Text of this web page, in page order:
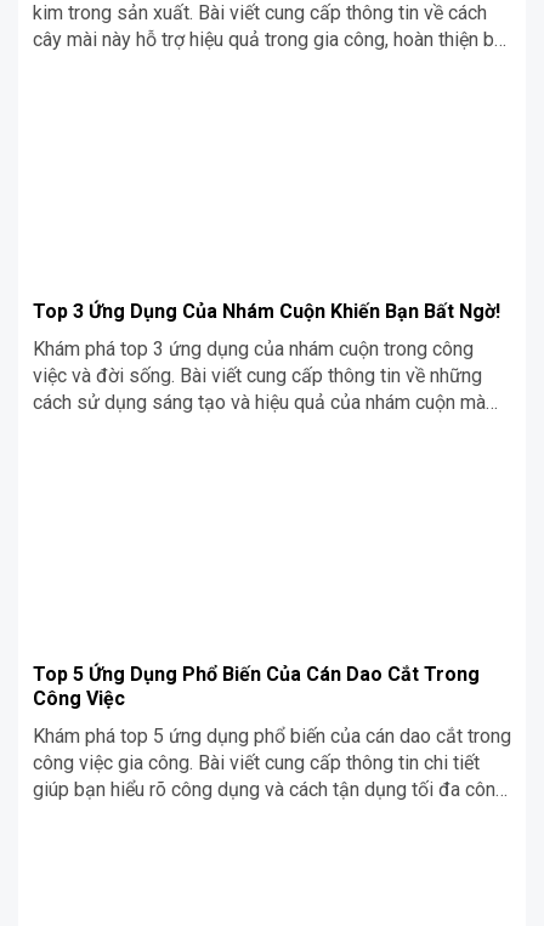
kim trong sản xuất. Bài viết cung cấp thông tin về cách
cây mài này hỗ trợ hiệu quả trong gia công, hoàn thiện bề
Top 3 Ứng Dụng Của Nhám Cuộn Khiến Bạn Bất Ngờ!
Khám phá top 3 ứng dụng của nhám cuộn trong công
việc và đời sống. Bài viết cung cấp thông tin về những
cách sử dụng sáng tạo và hiệu quả của nhám cuộn mà
Top 5 Ứng Dụng Phổ Biến Của Cán Dao Cắt Trong
Công Việc
Khám phá top 5 ứng dụng phổ biến của cán dao cắt trong
công việc gia công. Bài viết cung cấp thông tin chi tiết
giúp bạn hiểu rõ công dụng và cách tận dụng tối đa công